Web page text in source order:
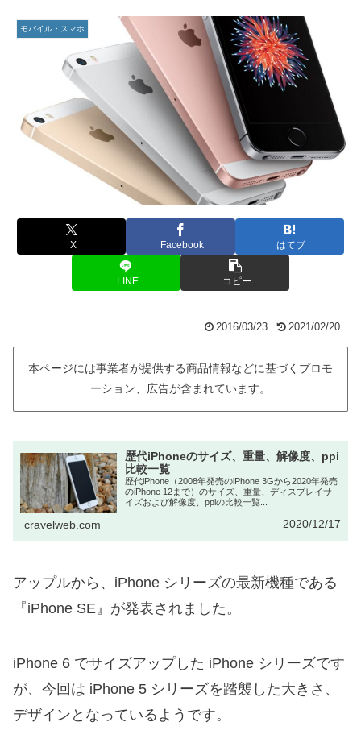
モバイル・スマホ
X Facebook はてブ
LINE コピー
2016/03/23 2021/02/20
本ページには事業者が提供する商品情報などに基づくプロモ
ーション、広告が含まれています。
歴代iPhoneのサイズ、重量、解像度、ppi
比較一覧
歴代iPhone（2008年発売のiPhone 3Gから2020年発売
のiPhone 12まで）のサイズ、重量、ディスプレイサ
イズおよび解像度、ppiの比較一覧...
cravelweb.com 2020/12/17
アップルから、iPhone シリーズの最新機種である
『iPhone SE』が発表されました。
iPhone 6 でサイズアップした iPhone シリーズです
が、今回は iPhone 5 シリーズを踏襲した大きさ、
デザインとなっているようです。